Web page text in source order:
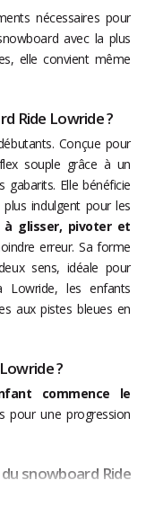
nécessaires pour
avec la plus
elle convient même
Ride Lowride ?
Conçue pour
souple grâce à un
Elle bénéficie
indulgent pour les
à glisser, pivoter et
erreur. Sa forme
sens, idéale pour
Lowride, les enfants
aux pistes bleues en
?
commence le
pour une progression
snowboard Ride